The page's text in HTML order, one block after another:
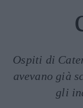
Ospiti di
avevano già
gli